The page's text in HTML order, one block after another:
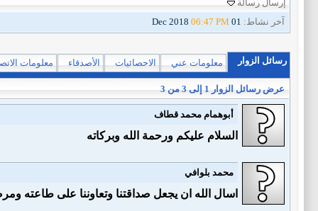
إرسال رسالة
آخر نشاط:
06:47 PM
رسائل الزوار معلومات عني الاحصائيات الأصدقاء معلومات
عرض رسائل الزوار 1 إلى 3 من 3
أبوهمام محمد قطاف
السلام عليكم ورحمة الله وبركاته
محمد بلوافي
اسال الله ان يجعل صداقتنا وتعاوننا على طاعته